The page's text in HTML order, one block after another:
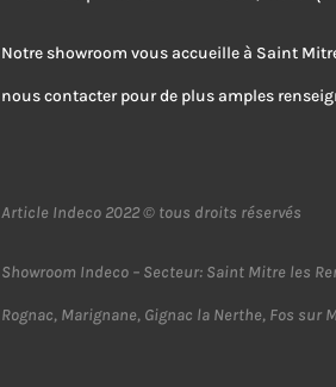
Notre showroom vous accueille à Saint
nous contacter pour de plus amples
Article Indeco 2022 © tous droits réservés
Showroom Indeco – Secteur: Saint Mitre les
Rognac, Marignane, Gignac la Nerthe, Fos sur